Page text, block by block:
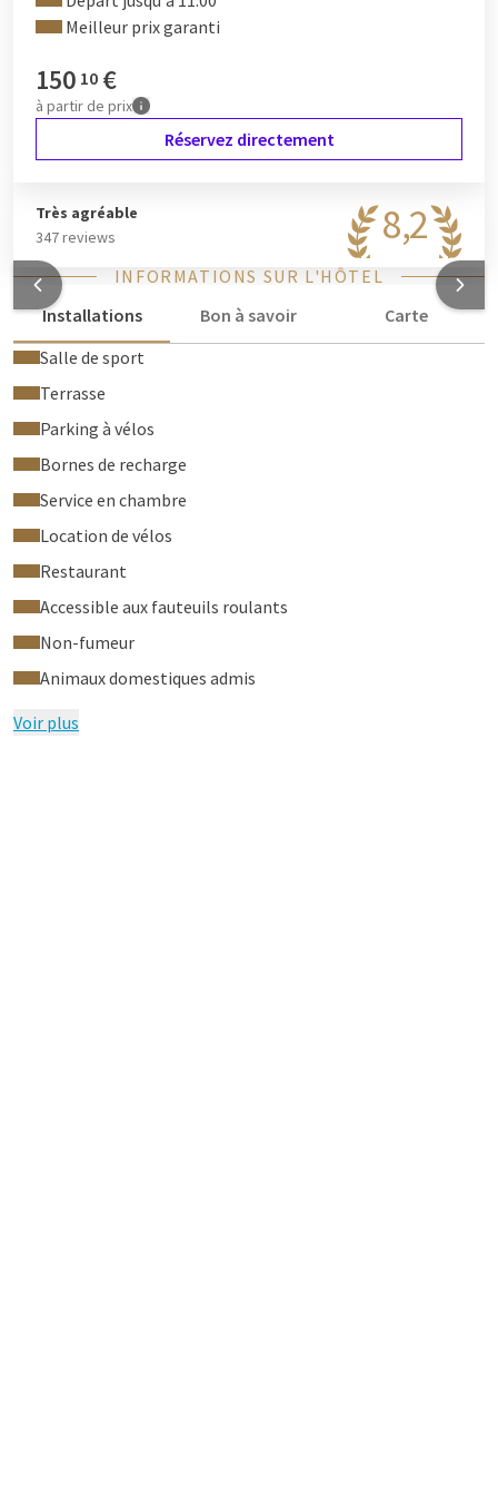
Meilleur prix garanti
150 10 €
à partir de prix
Réservez directement
8,2
Très agréable
347 reviews
INFORMATIONS SUR L'HÔTEL
Installations
Bon à savoir
Carte
Salle de sport
Terrasse
Parking à vélos
Bornes de recharge
Service en chambre
Location de vélos
Restaurant
Accessible aux fauteuils roulants
Non-fumeur
Animaux domestiques admis
Voir plus